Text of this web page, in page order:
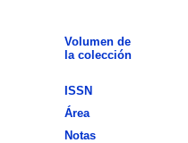
Volumen de
la colección
ISSN
Área
Notas